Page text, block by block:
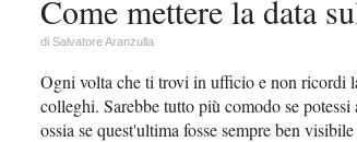
Come mettere la data
di Salvatore Aranzulla
Ogni volta che ti trovi in ufficio e non ricordi
colleghi. Sarebbe tutto più comodo se potessi
ossia se quest'ultima fosse sempre ben